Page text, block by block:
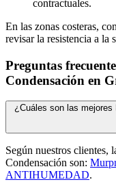
contractuales.
En las zonas costeras,
revisar la resistencia a la
Preguntas
Condensación en
¿Cuáles son las mejores
Según nuestros clientes,
Condensación son:
ANTIHUMEDAD.